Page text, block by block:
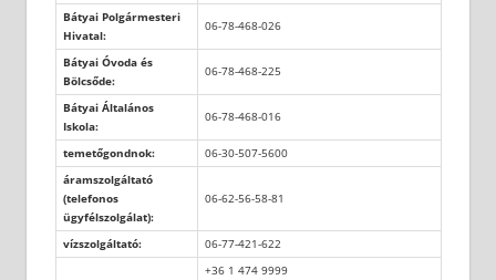
Bátyai Polgármesteri
Hivatal:
06-78-468-026
Bátyai Óvoda és
Bölcsőde:
06-78-468-225
Bátyai Általános
Iskola:
06-78-468-016
temetőgondnok:
06-30-507-5600
áramszolgáltató
(telefonos
ügyfélszolgálat):
06-62-56-58-81
vízszolgáltató: 06-77-421-622
+36 1 474 9999